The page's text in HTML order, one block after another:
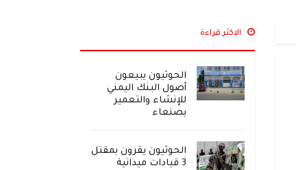
الاكثر قراءة
الحوثيون يبيعون
أصول البنك اليمني
للإنشاء والتعمير
بصنعاء
الحوثيون يقرون بمقتل
3 قيادات ميدانية